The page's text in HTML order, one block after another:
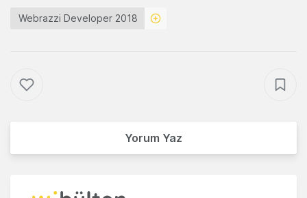
Webrazzi Developer 2018
Yorum Yaz